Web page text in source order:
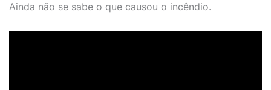
Ainda não se sabe o que causou o incêndio.